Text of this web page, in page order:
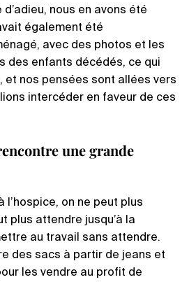
nous en avons été
également été
avec des photos et les
des enfants décédés, ce qui
et nos pensées sont allées vers
intercéder en faveur de ces
une grande
on ne peut plus
plus attendre jusqu’à la
au travail sans attendre.
des sacs à partir de jeans et
les vendre au profit de